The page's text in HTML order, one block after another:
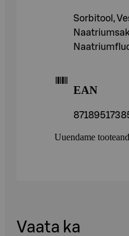
Sorbitool,
EAN
Uuendame
Vaata ka